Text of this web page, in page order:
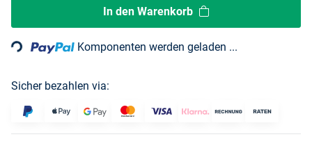
In den Warenkorb
Loading... Komponenten werden geladen ...
Sicher bezahlen via: